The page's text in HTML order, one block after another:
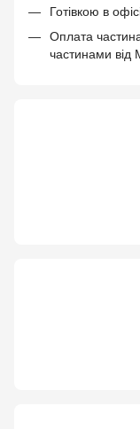
Готівкою в
Оплата
частинами від